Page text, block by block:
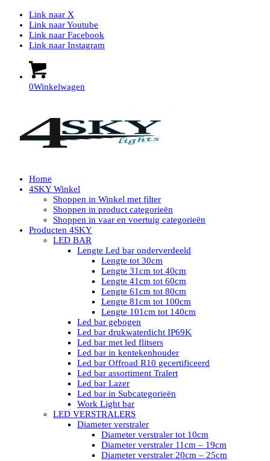
Link naar X
Link naar Youtube
Link naar Facebook
Link naar Instagram
0Winkelwagen
Home
4SKY Winkel
Shoppen in Winkel met filter
Shoppen in product categorieën
Shoppen in vaar en voertuig categorieën
Producten 4SKY
LED BAR
Lengte Led bar onderverdeeld
Lengte tot 30cm
Lengte 31cm tot 40cm
Lengte 41cm tot 60cm
Lengte 61cm tot 80cm
Lengte 81cm tot 100cm
Lengte 101cm tot 140cm
Led bar gebogen
Led bar drukwaterdicht IP69K
Led bar met led flitsers
Led bar in kentekenhouder
Led bar Offroad R10 gecertificeerd
Led bar assortiment Tralert
Led bar Lazer
Led bar in Subcategorieën
Work Light bar
LED VERSTRALERS
Diameter verstraler
Diameter verstraler tot 10cm
Diameter verstraler 11cm – 19cm
Diameter verstraler 20cm – 25cm